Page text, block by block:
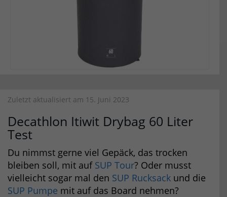
Zuletzt aktualisiert am 15. Juni 2023
Decathlon Itiwit Drybag 60 Liter
Test
Du nimmst gerne viel Gepäck, das trocken
bleiben soll, mit auf SUP Tour? Oder musst
vielleicht sogar mal den SUP Rucksack und die
SUP Pumpe mit auf das Board nehmen?